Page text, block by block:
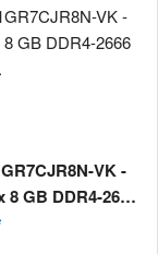
VK -
8 GB DDR4-2666
PC4-21300V-R